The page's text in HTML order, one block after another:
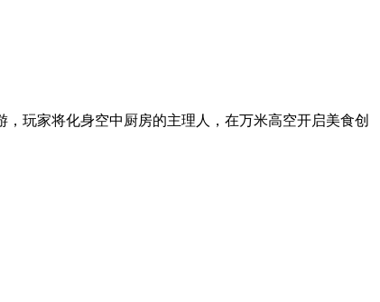
玩家将化身空中厨房的主理人，在万米高空开启美食创